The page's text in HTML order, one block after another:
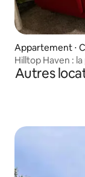
Appartement ⋅
Hilltop Haven :
pour la marche
Autres